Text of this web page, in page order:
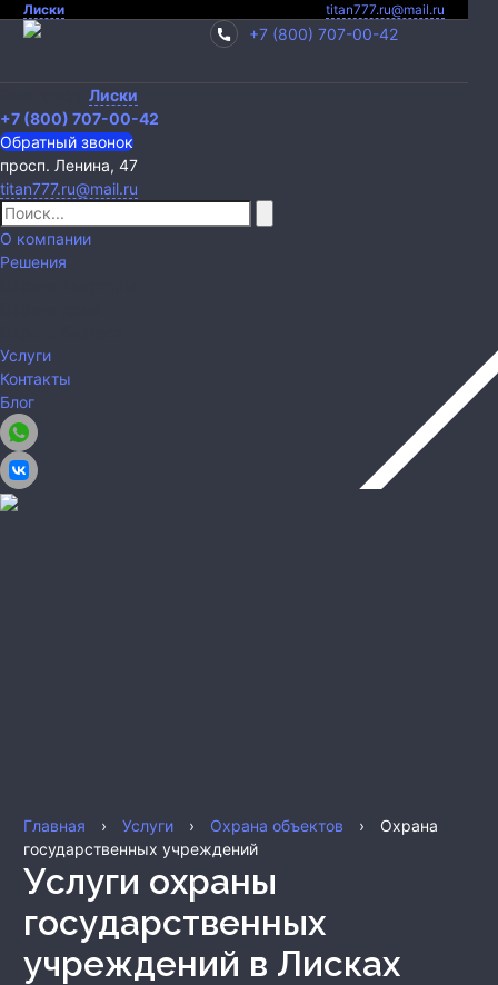
Лиски titan777.ru@mail.ru
+7 (800) 707-00-42
Лиски
+7 (800) 707-00-42
Обратный звонок
просп. Ленина, 47
titan777.ru@mail.ru
О компании
Решения
Услуги
Контакты
Блог
Главная › Услуги › Охрана объектов ›
Охрана
государственных учреждений
Услуги охраны
государственных
учреждений в Лисках